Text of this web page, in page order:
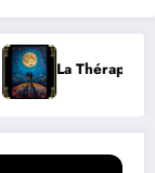
dimanche